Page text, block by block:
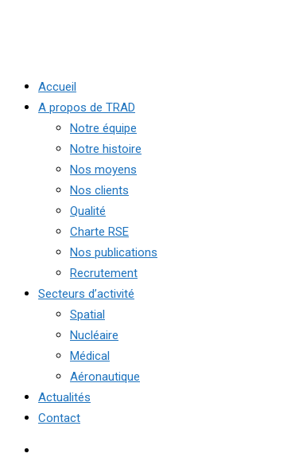
Accueil
A propos de TRAD
Notre équipe
Notre histoire
Nos moyens
Nos clients
Qualité
Charte RSE
Nos publications
Recrutement
Secteurs d’activité
Spatial
Nucléaire
Médical
Aéronautique
Actualités
Contact